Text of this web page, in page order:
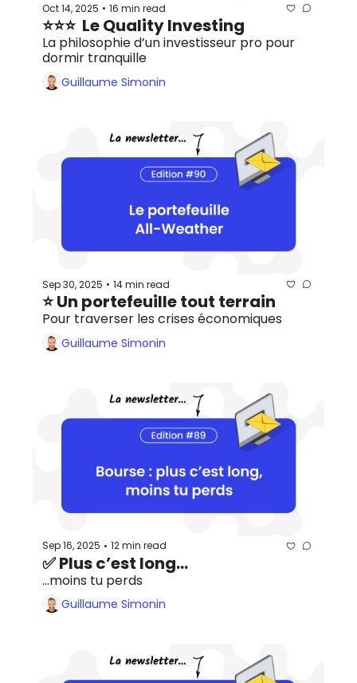
Oct 14, 2025 • 16 min read
⭐️⭐️⭐️  Le Quality Investing
La philosophie d’un investisseur pro pour
dormir tranquille
Guillaume Simonin
Sep 30, 2025 • 14 min read
⭐️ Un portefeuille tout terrain
Pour traverser les crises économiques
Guillaume Simonin
Sep 16, 2025 • 12 min read
✅ Plus c’est long...
...moins tu perds
Guillaume Simonin